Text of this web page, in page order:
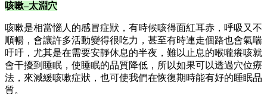
咳嗽–太淵穴
咳嗽是相當惱人的感冒症狀，有時候咳得面紅耳赤，呼吸又不
順暢，會讓許多活動變得很吃力，甚至有時連走個路也會氣喘
吁吁，尤其是在需要安靜休息的半夜，難以止息的喉嚨癢咳就
會干擾到睡眠，使睡眠的品質降低，所以如果可以透過穴位療
法，來減緩咳嗽症狀，也可使我們在恢復期時能有好的睡眠品
質。